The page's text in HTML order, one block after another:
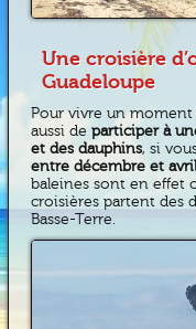
Une croisière
Guadeloupe
Pour vivre un
aussi departiciper à
et des dauphins, si
entre décembre et
baleines sont en effet
croisières partent des
Basse-Terre.